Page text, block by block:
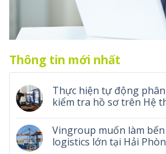
Thông tin mới nhất
Thực hiện tự động
kiểm tra hồ sơ trên Hệ
Vingroup muốn làm
logistics lớn tại Hải